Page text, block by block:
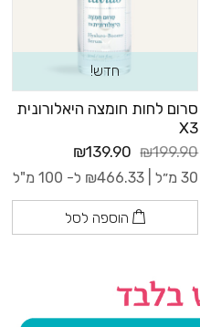
חדש!
סרום לחות חומצה היאלורונית
X3
₪199.90
₪139.90
30 מ״ל | ₪466.33 ל- 100 מ"ל
הוספה לסל